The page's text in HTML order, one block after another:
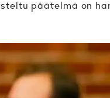
päätelmä on